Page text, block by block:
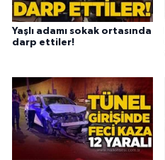
Yaşlı adamı sokak ortasında
darp ettiler!